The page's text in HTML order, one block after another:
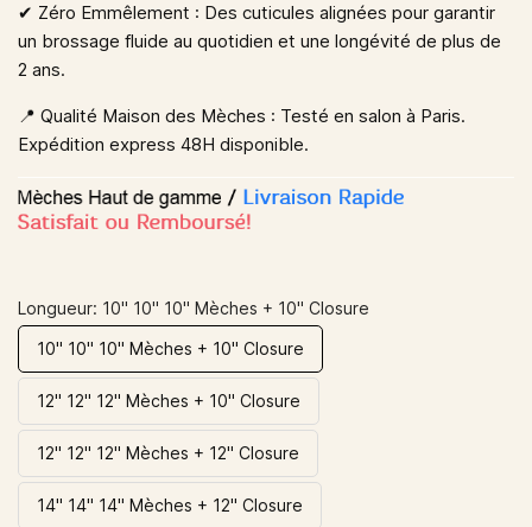
✔︎ Zéro Emmêlement : Des cuticules alignées pour garantir
un brossage fluide au quotidien et une longévité de plus de
2 ans.
📍 Qualité Maison des Mèches : Testé en salon à Paris.
Expédition express 48H disponible.
Longueur: 10'' 10" 10" Mèches + 10" Closure
10'' 10" 10" Mèches + 10" Closure
12'' 12" 12" Mèches + 10" Closure
12'' 12" 12" Mèches + 12" Closure
14'' 14" 14" Mèches + 12" Closure